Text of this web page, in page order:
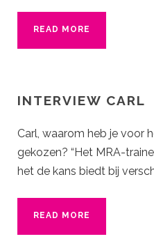
READ MORE
INTERVIEW CARL
Carl, waarom heb je voor
gekozen? “Het MRA-
het de kans biedt bij
READ MORE